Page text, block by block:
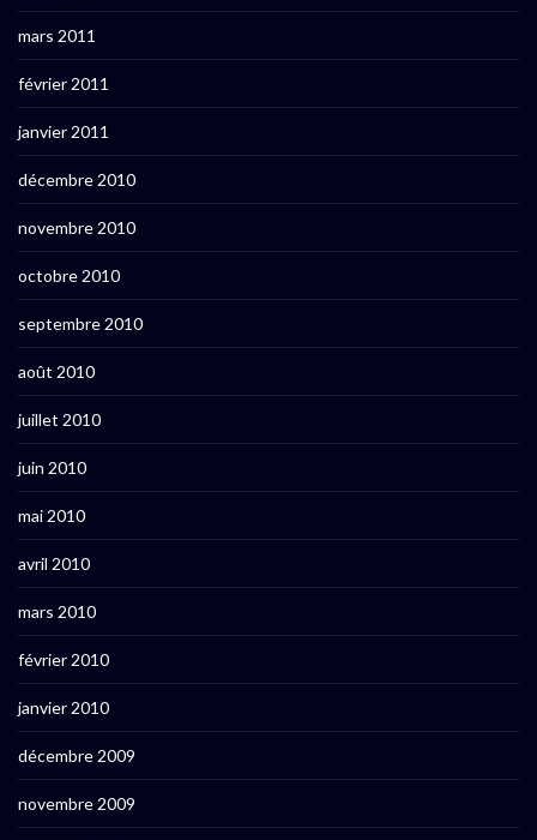
mars 2011
février 2011
janvier 2011
décembre 2010
novembre 2010
octobre 2010
septembre 2010
août 2010
juillet 2010
juin 2010
mai 2010
avril 2010
mars 2010
février 2010
janvier 2010
décembre 2009
novembre 2009